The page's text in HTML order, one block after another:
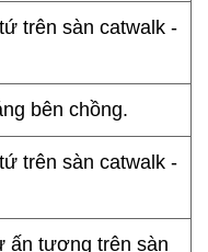
bên chồng.
ấn tượng trên sàn